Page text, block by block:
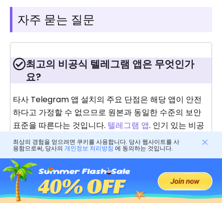
자주 묻는 질문
최고의 비공식 텔레그램 앱은 무엇인가
요?
타사 Telegram 앱 설치의 주요 단점은 해당 앱이 안전
하다고 가정할 수 없으므로 원본과 동일한 수준의 보안
표준을 따른다는 것입니다. 텔레그램 앱. 인기 있는 비공
식 메신저로는 모보텔(Mobotel)과 플러스 메신저(Plus
Messenger)가 있습니다.
텔레그램은 정말 추적이 불가능한가요?
최상의 경험을 얻으려면 쿠키를 사용합니다. 당사 웹사이트를 사
용함으로써, 당사의 개인정보 처리방침 에 동의하는 것입니다.